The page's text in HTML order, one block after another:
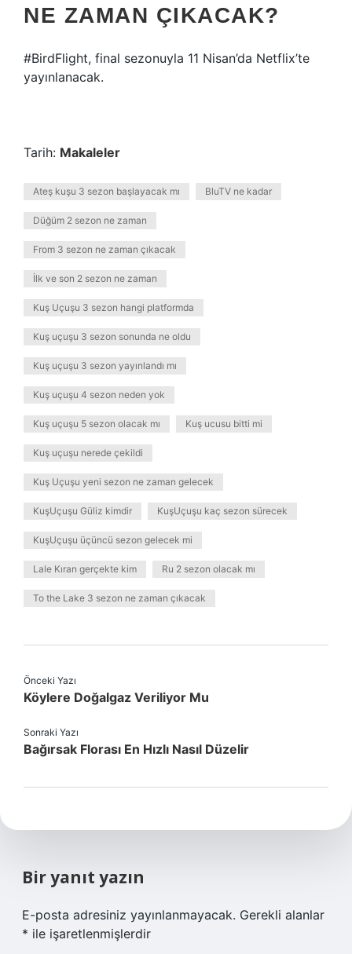
NE ZAMAN ÇIKACAK?
#BirdFlight, final sezonuyla 11 Nisan’da Netflix’te
yayınlanacak.
Tarih: Makaleler
Ateş kuşu 3 sezon başlayacak mı BluTV ne kadar
Düğüm 2 sezon ne zaman
From 3 sezon ne zaman çıkacak
İlk ve son 2 sezon ne zaman
Kuş Uçuşu 3 sezon hangi platformda
Kuş uçuşu 3 sezon sonunda ne oldu
Kuş uçuşu 3 sezon yayınlandı mı
Kuş uçuşu 4 sezon neden yok
Kuş uçuşu 5 sezon olacak mı Kuş ucusu bitti mi
Kuş uçuşu nerede çekildi
Kuş Uçuşu yeni sezon ne zaman gelecek
KuşUçuşu Güliz kimdir KuşUçuşu kaç sezon sürecek
KuşUçuşu üçüncü sezon gelecek mi
Lale Kıran gerçekte kim Ru 2 sezon olacak mı
To the Lake 3 sezon ne zaman çıkacak
Önceki Yazı
Köylere Doğalgaz Veriliyor Mu
Sonraki Yazı
Bağırsak Florası En Hızlı Nasıl Düzelir
Bir yanıt yazın
E-posta adresiniz yayınlanmayacak. Gerekli alanlar
* ile işaretlenmişlerdir